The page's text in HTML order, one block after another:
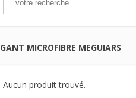
GANT MICROFIBRE MEGUIARS
Aucun produit trouvé.